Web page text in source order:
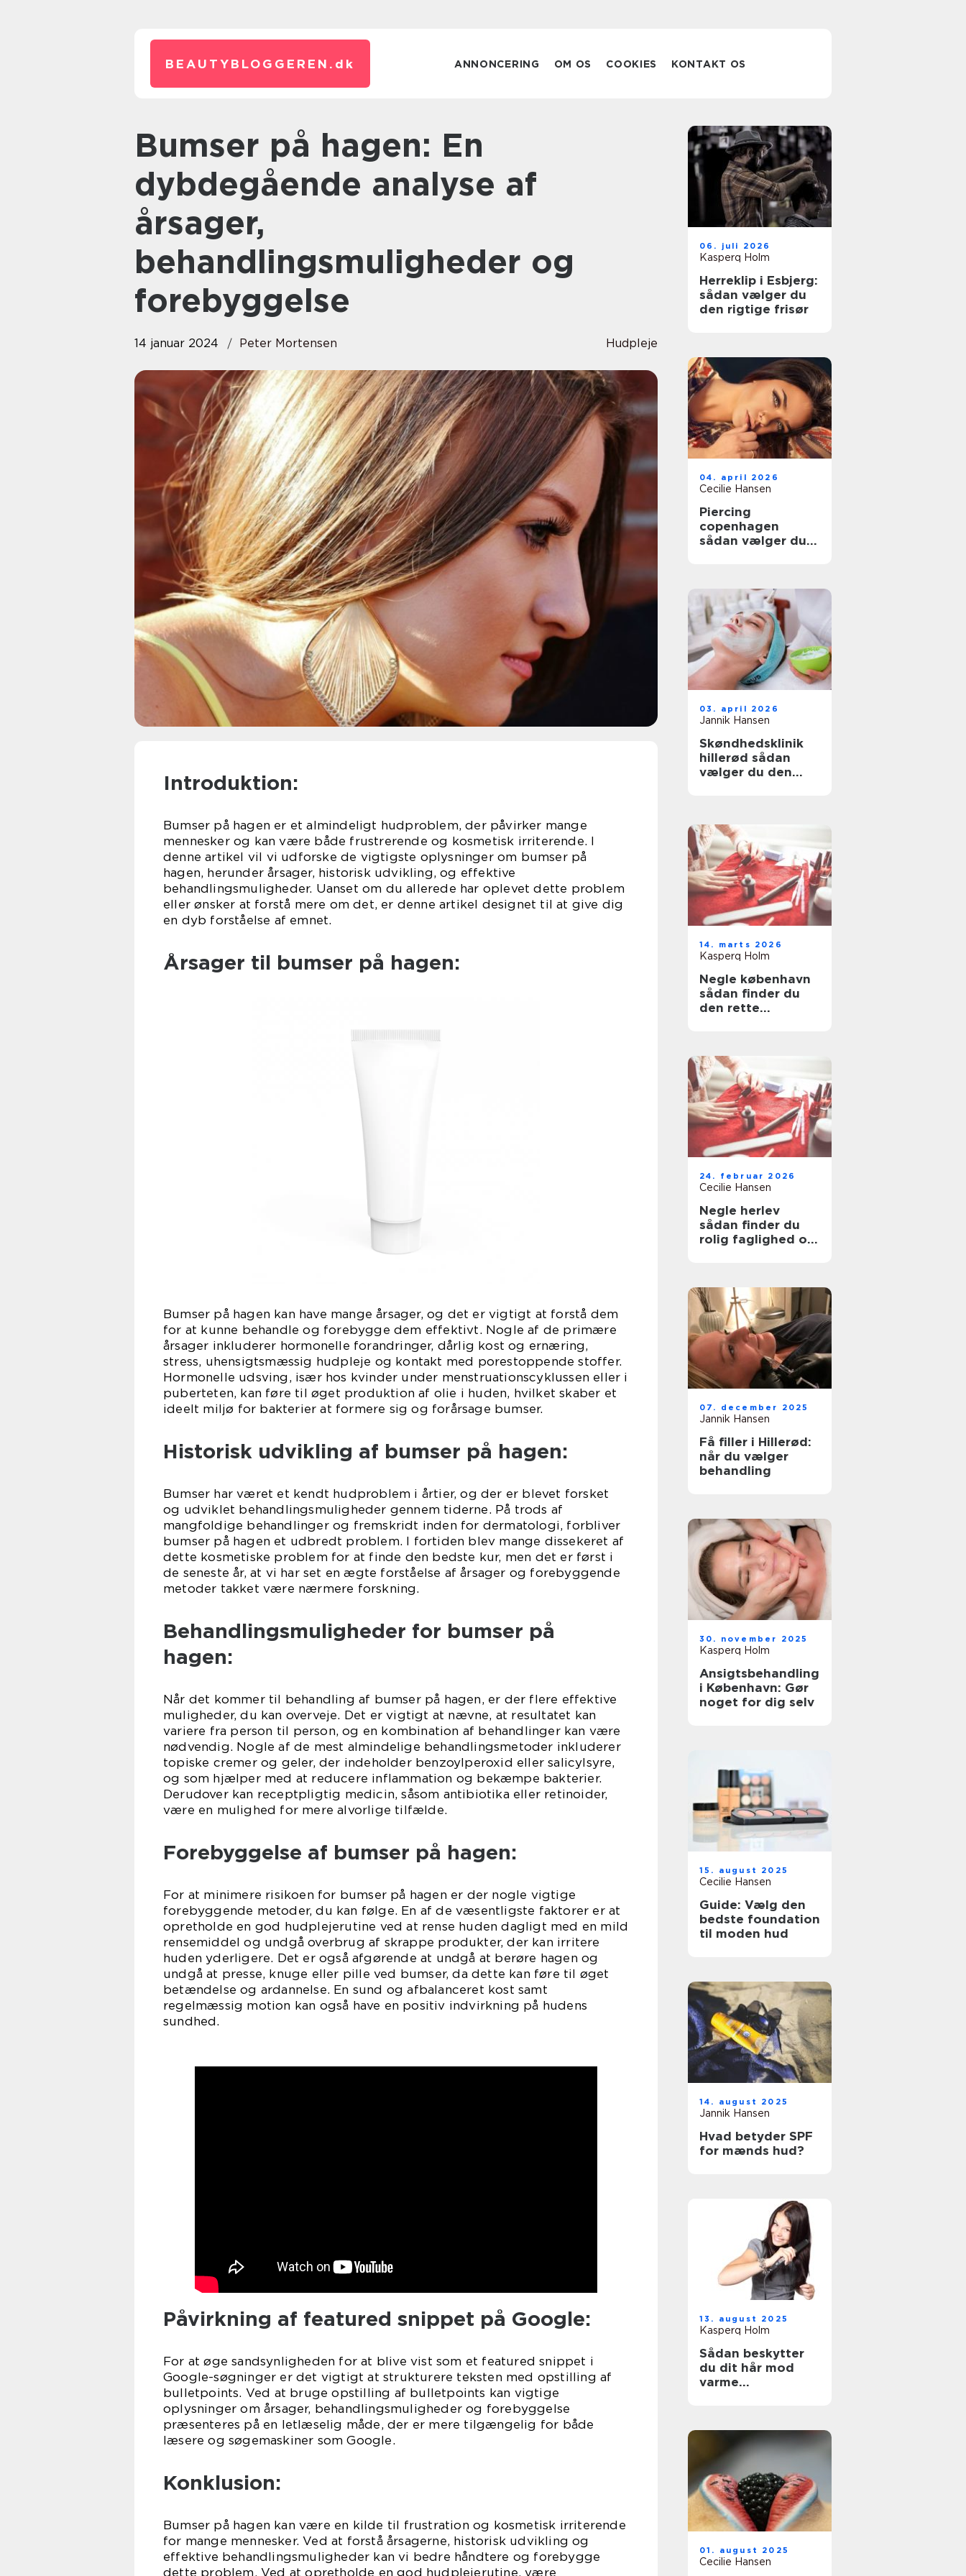
BEAUTYBLOGGEREN. dk ANNONCERING OM OS COOKIES KONTAKT OS
Bumser på hagen: En
dybdegående analyse af
årsager,
behandlingsmuligheder og
forebyggelse
14 januar 2024 Peter Mortensen Hudpleje
Introduktion:
Bumser på hagen er et almindeligt hudproblem, der påvirker mange
mennesker og kan være både frustrerende og kosmetisk irriterende. I
denne artikel vil vi udforske de vigtigste oplysninger om bumser på
hagen, herunder årsager, historisk udvikling, og effektive
behandlingsmuligheder. Uanset om du allerede har oplevet dette problem
eller ønsker at forstå mere om det, er denne artikel designet til at give dig
en dyb forståelse af emnet.
Årsager til bumser på hagen:
Bumser på hagen kan have mange årsager, og det er vigtigt at forstå dem
for at kunne behandle og forebygge dem effektivt. Nogle af de primære
årsager inkluderer hormonelle forandringer, dårlig kost og ernæring,
stress, uhensigtsmæssig hudpleje og kontakt med porestoppende stoffer.
Hormonelle udsving, især hos kvinder under menstruationscyklussen eller i
puberteten, kan føre til øget produktion af olie i huden, hvilket skaber et
ideelt miljø for bakterier at formere sig og forårsage bumser.
Historisk udvikling af bumser på hagen:
Bumser har været et kendt hudproblem i årtier, og der er blevet forsket
og udviklet behandlingsmuligheder gennem tiderne. På trods af
mangfoldige behandlinger og fremskridt inden for dermatologi, forbliver
bumser på hagen et udbredt problem. I fortiden blev mange dissekeret af
dette kosmetiske problem for at finde den bedste kur, men det er først i
de seneste år, at vi har set en ægte forståelse af årsager og forebyggende
metoder takket være nærmere forskning.
Behandlingsmuligheder for bumser på
hagen:
Når det kommer til behandling af bumser på hagen, er der flere effektive
muligheder, du kan overveje. Det er vigtigt at nævne, at resultatet kan
variere fra person til person, og en kombination af behandlinger kan være
nødvendig. Nogle af de mest almindelige behandlingsmetoder inkluderer
topiske cremer og geler, der indeholder benzoylperoxid eller salicylsyre,
og som hjælper med at reducere inflammation og bekæmpe bakterier.
Derudover kan receptpligtig medicin, såsom antibiotika eller retinoider,
være en mulighed for mere alvorlige tilfælde.
Forebyggelse af bumser på hagen:
For at minimere risikoen for bumser på hagen er der nogle vigtige
forebyggende metoder, du kan følge. En af de væsentligste faktorer er at
opretholde en god hudplejerutine ved at rense huden dagligt med en mild
rensemiddel og undgå overbrug af skrappe produkter, der kan irritere
huden yderligere. Det er også afgørende at undgå at berøre hagen og
undgå at presse, knuge eller pille ved bumser, da dette kan føre til øget
betændelse og ardannelse. En sund og afbalanceret kost samt
regelmæssig motion kan også have en positiv indvirkning på hudens
sundhed.
Påvirkning af featured snippet på Google:
For at øge sandsynligheden for at blive vist som et featured snippet i
Google-søgninger er det vigtigt at strukturere teksten med opstilling af
bulletpoints. Ved at bruge opstilling af bulletpoints kan vigtige
oplysninger om årsager, behandlingsmuligheder og forebyggelse
præsenteres på en letlæselig måde, der er mere tilgængelig for både
læsere og søgemaskiner som Google.
Konklusion:
Bumser på hagen kan være en kilde til frustration og kosmetisk irriterende
for mange mennesker. Ved at forstå årsagerne, historisk udvikling og
effektive behandlingsmuligheder kan vi bedre håndtere og forebygge
dette problem. Ved at opretholde en god hudplejerutine, være
06. juli 2026
Kasperq Holm
Herreklip i Esbjerg:
sådan vælger du
den rigtige frisør
04. april 2026
Cecilie Hansen
Piercing
copenhagen
sådan vælger du
03. april 2026
Jannik Hansen
Skøndhedsklinik
hillerød sådan
vælger du den
14. marts 2026
Kasperq Holm
Negle københavn
sådan finder du
den rette
24. februar 2026
Cecilie Hansen
Negle herlev
sådan finder du
rolig faglighed og
07. december 2025
Jannik Hansen
Få filler i Hillerød:
når du vælger
behandling
30. november 2025
Kasperq Holm
Ansigtsbehandling
i København: Gør
noget for dig selv
15. august 2025
Cecilie Hansen
Guide: Vælg den
bedste foundation
til moden hud
14. august 2025
Jannik Hansen
Hvad betyder SPF
for mænds hud?
13. august 2025
Kasperq Holm
Sådan beskytter
du dit hår mod
varme
01. august 2025
Cecilie Hansen